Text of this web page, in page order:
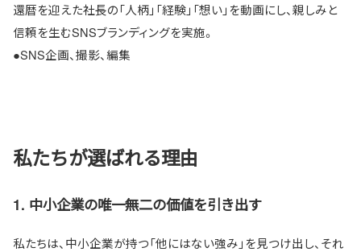
還暦を迎えた社長の「人柄」「経験」「想い」を動画にし、親しみと
信頼を生むSNSブランディングを実施。
●SNS企画、撮影、編集
私たちが選ばれる理由
1. 中小企業の唯一無二の価値を引き出す
私たちは、中小企業が持つ「他にはない強み」を見つけ出し、それ